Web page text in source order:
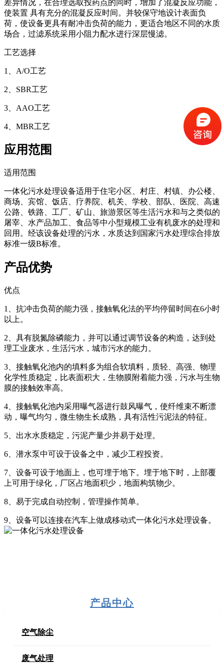
差异情况，在合理选取投药点的同时，增加了混凝反应功能，
使装置 具有充分的混凝反应时间。并较保守地设计表面负
荷，使设备更具有耐冲击负荷的能力，更适合地区不同的水质
场合，过滤系统采用小阻力配水进行深层慢滤。
工艺选择
1、A/O工艺
2、SBR工艺
3、AAO工艺
4、MBR工艺
应用范围
适用范围
一体化污水处理设备适用于住宅小区、村庄、村镇、办公楼、
商场、宾馆、饭店、疗养院、机关、学校、部队、医院、高速
公路、铁路、工厂、矿山、旅游景区等生活污水和与之类似的
屠宰、水产品加工、食品等中小型规模工业有机废水的处理和
回用。经该设备处理的污水，水质达到国家污水处理综合排放
标准一级B标准。
产品优势
优点
1、抗冲击负荷的能力强，接触氧化法的平均停留时间在6小时
以上。
2、具有脱氮除磷能力，并可以通过调节设备的构造，达到处
理工业废水，生活污水，城市污水的能力。
3、接触氧化池内的填料多为组合软填料，质轻、高强、物理
化学性质稳定，比表面积大，生物膜附着能力强，污水与生物
膜的接触效率高。
4、接触氧化池内采用曝气器进行鼓风曝气，使纤维束不断漂
动，曝气均匀，微生物生长成熟，具有活性污泥法的特征。
5、出水水质稳定，污泥产量少并易于处理。
6、潜水泵中可设于设备之中，减少工程投资。
7、设备可设于地面上，也可埋于地下。埋于地下时，上部覆
上可用于绿化，厂区占地面积少，地面构筑物少。
8、易于完成自动控制，管理操作简单。
9、设备可以连接在汽车上做成移动式一体化污水处理设备。
产品中心
空气除尘
废气处理